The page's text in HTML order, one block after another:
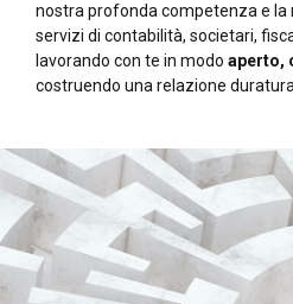
nostra profonda competenza e la
servizi di contabilità, societari,
lavorando con te in modo aperto,
costruendo una relazione